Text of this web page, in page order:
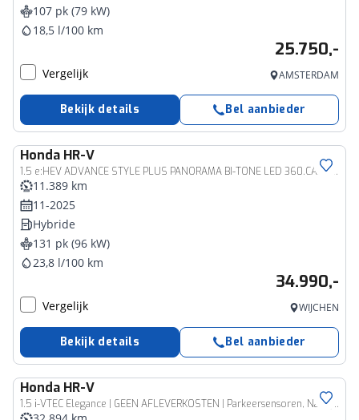
107 pk (79 kW)
18,5 l/100 km
25.750,-
Vergelijk AMSTERDAM
Bekijk details Bel aanbieder
Honda HR-V
1.5 e:HEV ADVANCE STYLE PLUS PANORAMA BI-TONE LED 360.CAMERA ELEK.KLEP 18''LMV STOEL/STUUR VERW. 11/2025
11.389 km
11-2025
Hybride
131 pk (96 kW)
23,8 l/100 km
34.990,-
Vergelijk WIJCHEN
Bekijk details Bel aanbieder
Honda HR-V
1.5 i-VTEC Elegance | GEEN AFLEVERKOSTEN | Parkeersensoren, Navigatie, Stoelverwarming